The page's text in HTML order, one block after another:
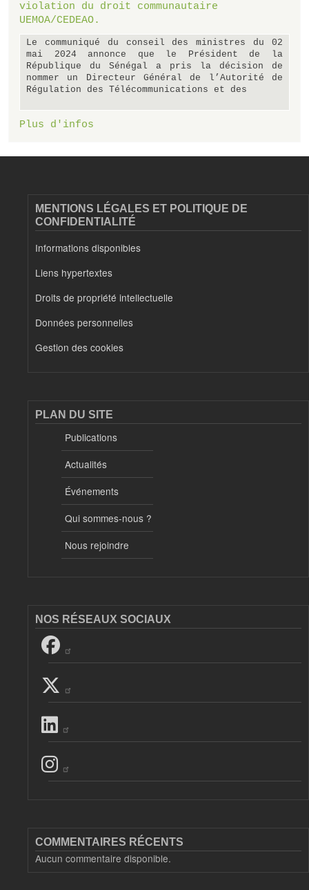
violation du droit communautaire
UEMOA/CEDEAO.
Le communiqué du conseil des ministres du 02
mai 2024 annonce que le Président de la
République du Sénégal a pris la décision de
nommer un Directeur Général de l’Autorité de
Régulation des Télécommunications et des
Plus d'infos
MENTIONS LÉGALES ET POLITIQUE DE
CONFIDENTIALITÉ
Informations disponibles
Liens hypertextes
Droits de propriété intellectuelle
Données personnelles
Gestion des cookies
PLAN DU SITE
Publications
Actualités
Événements
Qui sommes-nous ?
Nous rejoindre
NOS RÉSEAUX SOCIAUX
COMMENTAIRES RÉCENTS
Aucun commentaire disponible.